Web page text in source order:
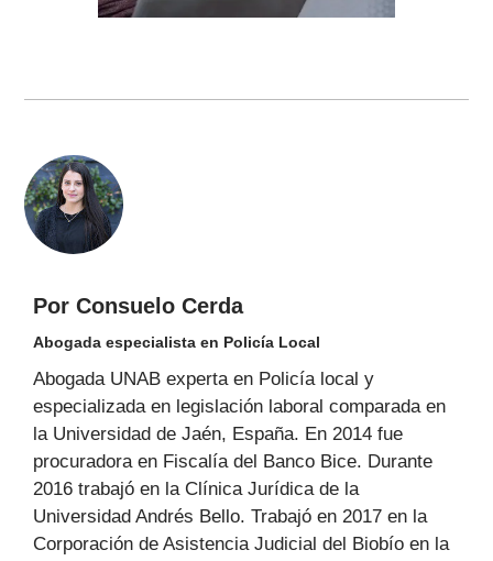
Por Consuelo Cerda
Abogada especialista en Policía Local
Abogada UNAB experta en Policía local y
especializada en legislación laboral comparada en
la Universidad de Jaén, España. En 2014 fue
procuradora en Fiscalía del Banco Bice. Durante
2016 trabajó en la Clínica Jurídica de la
Universidad Andrés Bello. Trabajó en 2017 en la
Corporación de Asistencia Judicial del Biobío en la